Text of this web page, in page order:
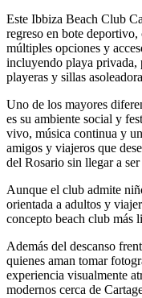
Este Ibbiza Beach Club
regreso en bote
múltiples opciones y
incluyendo playa privada,
playeras y sillas
Uno de los mayores
es su ambiente social y
vivo, música continua y
amigos y viajeros que
del Rosario sin llegar a
Aunque el club admite
orientada a adultos y
concepto beach club más
Además del descanso
quienes aman tomar
experiencia visualmente
modernos cerca de